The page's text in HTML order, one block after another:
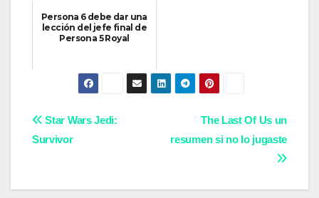
Persona 6 debe dar una
lección del jefe final de
Persona 5 Royal
Navegación
entradas
The Last Of Us un
resumen si no lo jugaste
Star Wars Jedi:
Survivor